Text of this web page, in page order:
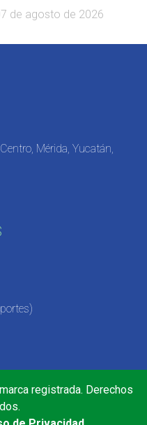
de agosto de 2026
Mérida, Yucatán,
registrada. Derechos